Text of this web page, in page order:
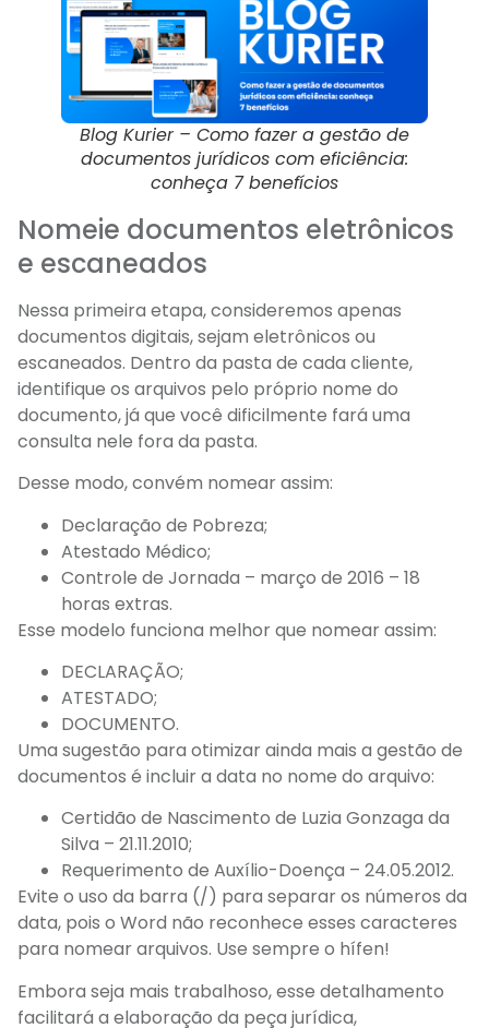
Blog Kurier – Como fazer a gestão de
documentos jurídicos com eficiência:
conheça 7 benefícios
Nomeie documentos eletrônicos
e escaneados
Nessa primeira etapa, consideremos apenas
documentos digitais, sejam eletrônicos ou
escaneados. Dentro da pasta de cada cliente,
identifique os arquivos pelo próprio nome do
documento, já que você dificilmente fará uma
consulta nele fora da pasta.
Desse modo, convém nomear assim:
Declaração de Pobreza;
Atestado Médico;
Controle de Jornada – março de 2016 – 18
horas extras.
Esse modelo funciona melhor que nomear assim:
DECLARAÇÃO;
ATESTADO;
DOCUMENTO.
Uma sugestão para otimizar ainda mais a gestão de
documentos é incluir a data no nome do arquivo:
Certidão de Nascimento de Luzia Gonzaga da
Silva – 21.11.2010;
Requerimento de Auxílio-Doença – 24.05.2012.
Evite o uso da barra (/) para separar os números da
data, pois o Word não reconhece esses caracteres
para nomear arquivos. Use sempre o hífen!
Embora seja mais trabalhoso, esse detalhamento
facilitará a elaboração da peça jurídica,